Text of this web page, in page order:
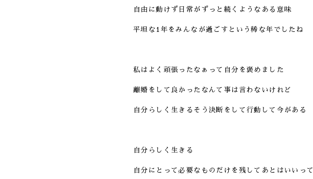
自由に動けず日常がずっと続くようなある意味
平坦な1年をみんなが過ごすという稀な年でしたね
私はよく頑張ったなぁって自分を褒めました
離婚をして良かったなんて事は言わないけれど
自分らしく生きるそう決断をして行動して今がある
自分らしく生きる
自分にとって必要なものだけを残してあとはいいって